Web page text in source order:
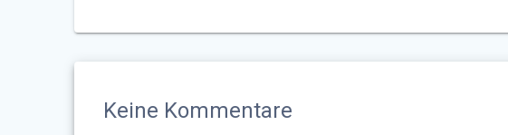
Keine Kommentare